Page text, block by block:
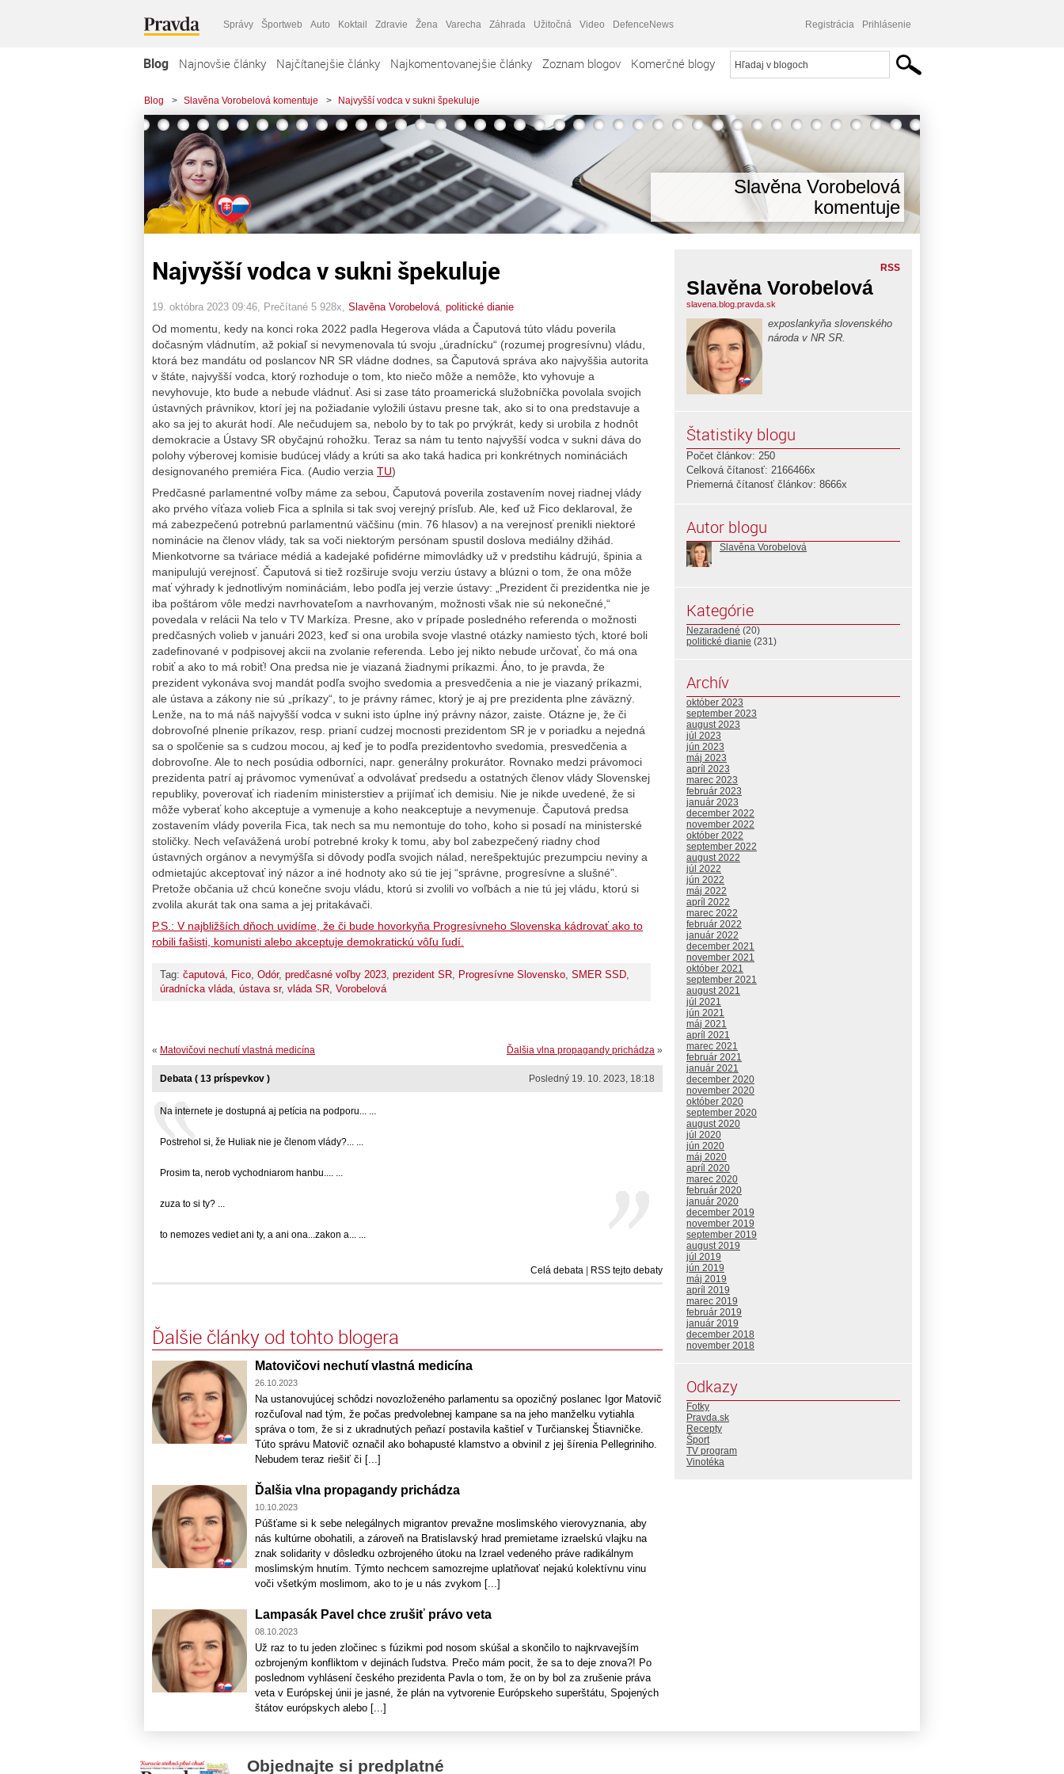
Správy Športweb Auto Koktail Zdravie Žena Varecha Záhrada Užitočná Video DefenceNews Registrácia Prihlásenie
Blog Najnovšie články Najčítanejšie články Najkomentovanejšie články Zoznam blogov Komerčné blogy
Blog > Slavěna Vorobelová komentuje > Najvyšší vodca v sukni špekuluje
Slavěna Vorobelová
komentuje
Najvyšší vodca v sukni špekuluje
19. októbra 2023 09:46 , Prečítané 5 928x, Slavěna Vorobelová politické dianie
Od momentu, kedy na konci roka 2022 padla Hegerova vláda a Čaputová túto vládu poverila
dočasným vládnutím, až pokiaľ si nevymenovala tú svoju „úradnícku“ (rozumej progresívnu) vládu,
ktorá bez mandátu od poslancov NR SR vládne dodnes, sa Čaputová správa ako najvyššia autorita
v štáte, najvyšší vodca, ktorý rozhoduje o tom, kto niečo môže a nemôže, kto vyhovuje a
nevyhovuje, kto bude a nebude vládnuť. Asi si zase táto proamerická služobníčka povolala svojich
ústavných právnikov, ktorí jej na požiadanie vyložili ústavu presne tak, ako si to ona predstavuje a
ako sa jej to akurát hodí. Ale nečudujem sa, nebolo by to tak po prvýkrát, kedy si urobila z hodnôt
demokracie a Ústavy SR obyčajnú rohožku. Teraz sa nám tu tento najvyšší vodca v sukni dáva do
polohy výberovej komisie budúcej vlády a krúti sa ako taká hadica pri konkrétnych nomináciách
designovaného premiéra Fica. (Audio verzia TU)
Predčasné parlamentné voľby máme za sebou, Čaputová poverila zostavením novej riadnej vlády
ako prvého víťaza volieb Fica a splnila si tak svoj verejný prísľub. Ale, keď už Fico deklaroval, že
má zabezpečenú potrebnú parlamentnú väčšinu (min. 76 hlasov) a na verejnosť prenikli niektoré
nominácie na členov vlády, tak sa voči niektorým persónam spustil doslova mediálny džihád.
Mienkotvorne sa tváriace médiá a kadejaké pofidérne mimovládky už v predstihu kádrujú, špinia a
manipulujú verejnosť. Čaputová si tiež rozširuje svoju verziu ústavy a blúzni o tom, že ona môže
mať výhrady k jednotlivým nomináciám, lebo podľa jej verzie ústavy: „Prezident či prezidentka nie je
iba poštárom vôle medzi navrhovateľom a navrhovaným, možnosti však nie sú nekonečné,“
povedala v relácii Na telo v TV Markíza. Presne, ako v prípade posledného referenda o možnosti
predčasných volieb v januári 2023, keď si ona urobila svoje vlastné otázky namiesto tých, ktoré boli
zadefinované v podpisovej akcii na zvolanie referenda. Lebo jej nikto nebude určovať, čo má ona
robiť a ako to má robiť! Ona predsa nie je viazaná žiadnymi príkazmi. Áno, to je pravda, že
prezident vykonáva svoj mandát podľa svojho svedomia a presvedčenia a nie je viazaný príkazmi,
ale ústava a zákony nie sú „príkazy“, to je právny rámec, ktorý je aj pre prezidenta plne záväzný.
Lenže, na to má náš najvyšší vodca v sukni isto úplne iný právny názor, zaiste. Otázne je, že či
dobrovoľné plnenie príkazov, resp. prianí cudzej mocnosti prezidentom SR je v poriadku a nejedná
sa o spolčenie sa s cudzou mocou, aj keď je to podľa prezidentovho svedomia, presvedčenia a
dobrovoľne. Ale to nech posúdia odborníci, napr. generálny prokurátor. Rovnako medzi právomoci
prezidenta patrí aj právomoc vymenúvať a odvolávať predsedu a ostatných členov vlády Slovenskej
republiky, poverovať ich riadením ministerstiev a prijímať ich demisiu. Nie je nikde uvedené, že si
môže vyberať koho akceptuje a vymenuje a koho neakceptuje a nevymenuje. Čaputová predsa
zostavením vlády poverila Fica, tak nech sa mu nemontuje do toho, koho si posadí na ministerské
stoličky. Nech veľavážená urobí potrebné kroky k tomu, aby bol zabezpečený riadny chod
ústavných orgánov a nevymýšľa si dôvody podľa svojich nálad, nerešpektujúc prezumpciu neviny a
odmietajúc akceptovať iný názor a iné hodnoty ako sú tie jej “správne, progresívne a slušné”.
Pretože občania už chcú konečne svoju vládu, ktorú si zvolili vo voľbách a nie tú jej vládu, ktorú si
zvolila akurát tak ona sama a jej pritakávači.
P.S.: V najbližších dňoch uvidíme, že či bude hovorkyňa Progresívneho Slovenska kádrovať ako to
robili fašisti, komunisti alebo akceptuje demokratickú vôľu ľudí.
Tag: čaputová Fico Odór, predčasné voľby 2023 prezident SR Progresívne Slovensko SMER SSD
úradnícka vláda ústava sr, vláda SR Vorobelová
Ďalšia vlna propagandy prichádza »
« Matovičovi nechutí vlastná medicína
Posledný 19. 10. 2023, 18:18
Debata ( 13 príspevkov )
Na internete je dostupná aj petícia na podporu... ...
Postrehol si, že Huliak nie je členom vlády?... ...
Prosim ta, nerob vychodniarom hanbu.... ...
zuza to si ty? ...
to nemozes vediet ani ty, a ani ona...zakon a... ...
Celá debata RSS tejto debaty
Ďalšie články od tohto blogera
Matovičovi nechutí vlastná medicína
26.10.2023
Na ustanovujúcej schôdzi novozloženého parlamentu sa opozičný poslanec Igor Matovič
rozčuľoval nad tým, že počas predvolebnej kampane sa na jeho manželku vytiahla
správa o tom, že si z ukradnutých peňazí postavila kaštieľ v Turčianskej Štiavničke.
Túto správu Matovič označil ako bohapusté klamstvo a obvinil z jej šírenia Pellegriniho.
Nebudem teraz riešiť či [...]
Ďalšia vlna propagandy prichádza
10.10.2023
Púšťame si k sebe nelegálnych migrantov prevažne moslimského vierovyznania, aby
nás kultúrne obohatili, a zároveň na Bratislavský hrad premietame izraelskú vlajku na
znak solidarity v dôsledku ozbrojeného útoku na Izrael vedeného práve radikálnym
moslimským hnutím. Týmto nechcem samozrejme uplatňovať nejakú kolektívnu vinu
voči všetkým moslimom, ako to je u nás zvykom [...]
Lampasák Pavel chce zrušiť právo veta
08.10.2023
Už raz to tu jeden zločinec s fúzikmi pod nosom skúšal a skončilo to najkrvavejším
ozbrojeným konfliktom v dejinách ľudstva. Prečo mám pocit, že sa to deje znova?! Po
poslednom vyhlásení českého prezidenta Pavla o tom, že on by bol za zrušenie práva
veta v Európskej únii je jasné, že plán na vytvorenie Európskeho superštátu, Spojených
štátov európskych alebo [...]
RSS
Slavěna Vorobelová
slavena.blog.pravda.sk
exposlankyňa slovenského
národa v NR SR.
Štatistiky blogu
Počet článkov: 250
Celková čítanosť: 2166466x
Priemerná čítanosť článkov: 8666x
Autor blogu
Slavěna Vorobelová
Kategórie
Nezaradené (20)
politické dianie (231)
Archív
október 2023
september 2023
august 2023
júl 2023
jún 2023
máj 2023
apríl 2023
marec 2023
február 2023
január 2023
december 2022
november 2022
október 2022
september 2022
august 2022
júl 2022
jún 2022
máj 2022
apríl 2022
marec 2022
február 2022
január 2022
december 2021
november 2021
október 2021
september 2021
august 2021
júl 2021
jún 2021
máj 2021
apríl 2021
marec 2021
február 2021
január 2021
december 2020
november 2020
október 2020
september 2020
august 2020
júl 2020
jún 2020
máj 2020
apríl 2020
marec 2020
február 2020
január 2020
december 2019
november 2019
september 2019
august 2019
júl 2019
jún 2019
máj 2019
apríl 2019
marec 2019
február 2019
január 2019
december 2018
november 2018
Odkazy
Fotky
Pravda.sk
Recepty
Šport
TV program
Vinotéka
Objednajte si predplatné